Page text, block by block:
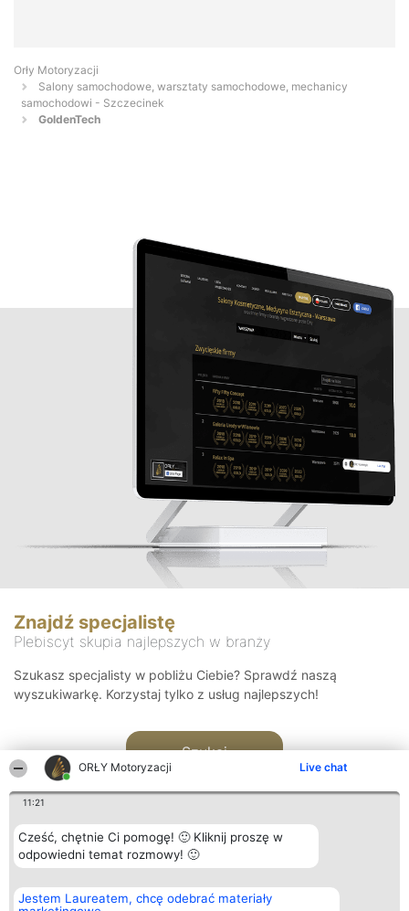
ORŁY Motoryzacji Live chat
11:21
Cześć, chętnie Ci pomogę! 🙂 Kliknij proszę w
odpowiedni temat rozmowy! 🙂
Jestem Laureatem, chcę odebrać materiały
Orły Motoryzacji
Salony samochodowe, warsztaty samochodowe, mechanicy
samochodowi - Szczecinek
GoldenTech
Znajdź specjalistę
Plebiscyt skupia najlepszych w branży
Szukasz specjalisty w pobliżu Ciebie? Sprawdź naszą
wyszukiwarkę. Korzystaj tylko z usług najlepszych!
Szukaj
Organizator plebiscytu
Bright Side Solutions sp. z o.
Plebiscyt
Laureaci
Kontakt
Kontakt